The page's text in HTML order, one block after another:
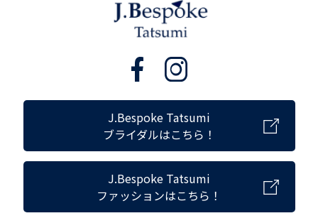
J.Bespoke Tatsumi
ブライダルはこちら！
J.Bespoke Tatsumi
ファッションはこちら！